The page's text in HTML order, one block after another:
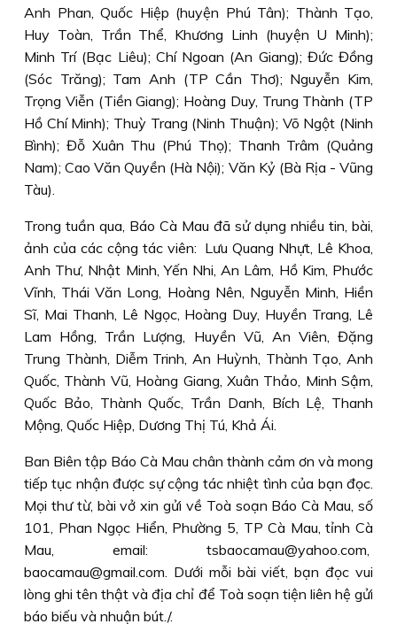
Anh Phan, Quốc Hiệp (huyện Phú Tân); Thành Tạo,
Huy Toàn, Trần Thể, Khương Linh (huyện U Minh);
Minh Trí (Bạc Liêu); Chí Ngoan (An Giang); Đức Đồng
(Sóc Trăng); Tam Anh (TP Cần Thơ); Nguyễn Kim,
Trọng Viễn (Tiền Giang); Hoàng Duy, Trung Thành (TP
Hồ Chí Minh); Thuỳ Trang (Ninh Thuận); Võ Ngột (Ninh
Bình); Đỗ Xuân Thu (Phú Thọ); Thanh Trâm (Quảng
Nam); Cao Văn Quyền (Hà Nội); Văn Kỷ (Bà Rịa - Vũng
Tàu).
Trong tuần qua, Báo Cà Mau đã sử dụng nhiều tin, bài,
ảnh của các cộng tác viên: Lưu Quang Nhựt, Lê Khoa,
Anh Thư, Nhật Minh, Yến Nhi, An Lâm, Hồ Kim, Phước
Vĩnh, Thái Văn Long, Hoàng Nên, Nguyễn Minh, Hiền
Sĩ, Mai Thanh, Lê Ngọc, Hoàng Duy, Huyền Trang, Lê
Lam Hồng, Trần Lượng, Huyền Vũ, An Viên, Đặng
Trung Thành, Diễm Trinh, An Huỳnh, Thành Tạo, Anh
Quốc, Thành Vũ, Hoàng Giang, Xuân Thảo, Minh Sậm,
Quốc Bảo, Thành Quốc, Trần Danh, Bích Lệ, Thanh
Mộng, Quốc Hiệp, Dương Thị Tú, Khả Ái.
Ban Biên tập Báo Cà Mau chân thành cảm ơn và mong
tiếp tục nhận được sự cộng tác nhiệt tình của bạn đọc.
Mọi thư từ, bài vở xin gửi về Toà soạn Báo Cà Mau, số
101, Phan Ngọc Hiển, Phường 5, TP Cà Mau, tỉnh Cà
Mau, email: tsbaocamau@yahoo.com,
baocamau@gmail.com. Dưới mỗi bài viết, bạn đọc vui
lòng ghi tên thật và địa chỉ để Toà soạn tiện liên hệ gửi
báo biếu và nhuận bút./.